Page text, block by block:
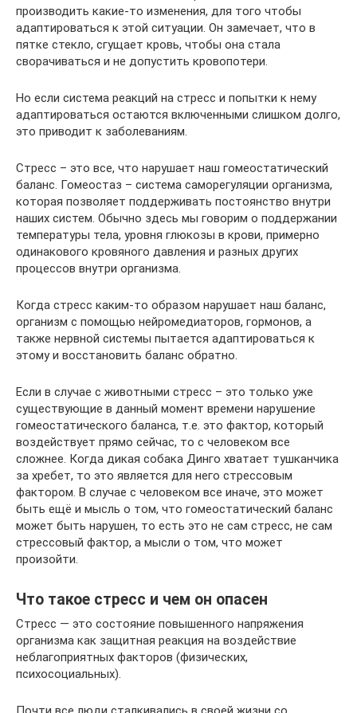
производить какие-то изменения, для того чтобы
адаптироваться к этой ситуации. Он замечает, что в
пятке стекло, сгущает кровь, чтобы она стала
сворачиваться и не допустить кровопотери.
Но если система реакций на стресс и попытки к нему
адаптироваться остаются включенными слишком долго,
это приводит к заболеваниям.
Стресс – это все, что нарушает наш гомеостатический
баланс. Гомеостаз – система саморегуляции организма,
которая позволяет поддерживать постоянство внутри
наших систем. Обычно здесь мы говорим о поддержании
температуры тела, уровня глюкозы в крови, примерно
одинакового кровяного давления и разных других
процессов внутри организма.
Когда стресс каким-то образом нарушает наш баланс,
организм с помощью нейромедиаторов, гормонов, а
также нервной системы пытается адаптироваться к
этому и восстановить баланс обратно.
Если в случае с животными стресс – это только уже
существующие в данный момент времени нарушение
гомеостатического баланса, т.е. это фактор, который
воздействует прямо сейчас, то с человеком все
сложнее. Когда дикая собака Динго хватает тушканчика
за хребет, то это является для него стрессовым
фактором. В случае с человеком все иначе, это может
быть ещё и мысль о том, что гомеостатический баланс
может быть нарушен, то есть это не сам стресс, не сам
стрессовый фактор, а мысли о том, что может
произойти.
Что такое стресс и чем он опасен
Стресс — это состояние повышенного напряжения
организма как защитная реакция на воздействие
неблагоприятных факторов (физических,
психосоциальных).